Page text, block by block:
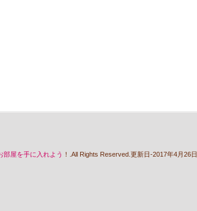
部屋を手に入れよう ！.All Rights Reserved.更新日-2017年4月26日